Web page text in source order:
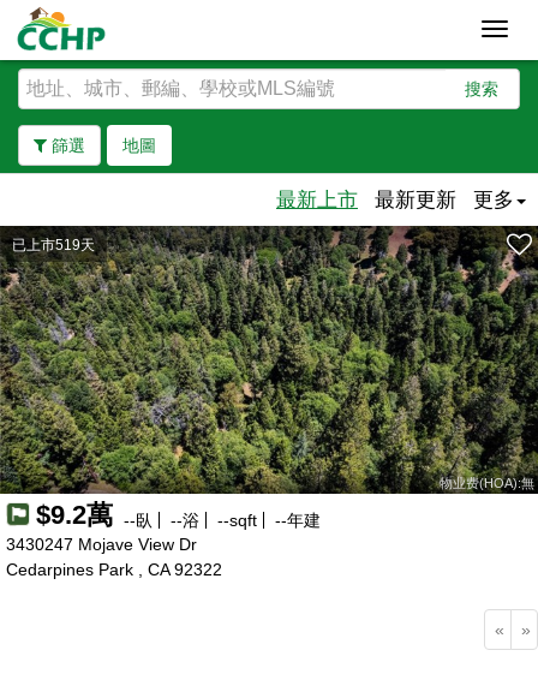
搜索
篩選 地圖
去除邊界
最新上市 最新更新 更多
已上市519天
物业费(HOA):無
$9.2萬 --臥 --浴 --sqft --年建
3430247 Mojave View Dr
Cedarpines Park , CA 92322
« »